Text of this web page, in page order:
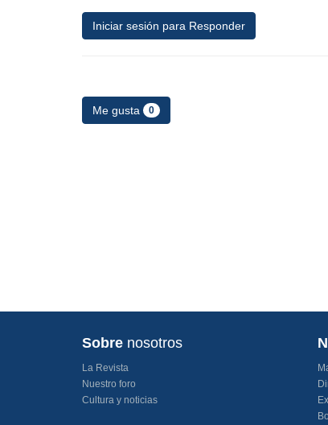
Iniciar sesión para Responder
Me gusta 0
Sobre nosotros
La Revista
Nuestro foro
Cultura y noticias